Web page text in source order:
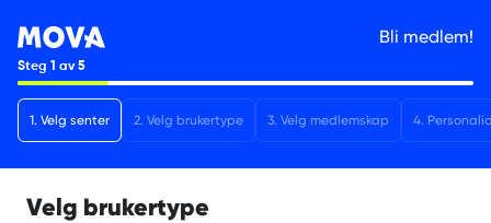
Bli medlem!
Steg 1 av5
1. Velg senter 2. Velg brukertype 3. Velg medlemskap 4.
Velg brukertype